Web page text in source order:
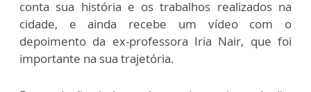
conta sua história e os trabalhos realizados na
cidade, e ainda recebe um vídeo com o
depoimento da ex-professora Iria Nair, que foi
importante na sua trajetória.